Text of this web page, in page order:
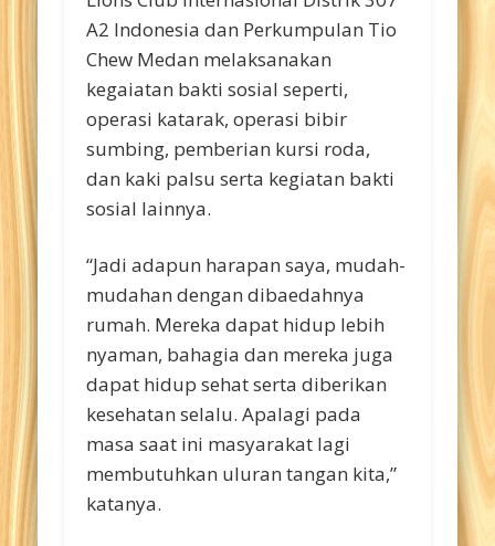
A2 Indonesia dan Perkumpulan Tio
Chew Medan melaksanakan
kegaiatan bakti sosial seperti,
operasi katarak, operasi bibir
sumbing, pemberian kursi roda,
dan kaki palsu serta kegiatan bakti
sosial lainnya.
“Jadi adapun harapan saya, mudah-
mudahan dengan dibaedahnya
rumah. Mereka dapat hidup lebih
nyaman, bahagia dan mereka juga
dapat hidup sehat serta diberikan
kesehatan selalu. Apalagi pada
masa saat ini masyarakat lagi
membutuhkan uluran tangan kita,”
katanya.